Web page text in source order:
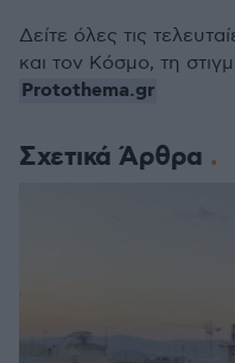
Σχετικά Άρθρα
Δείτε όλες τις
και τον Κόσμο, τη
Protothema.gr